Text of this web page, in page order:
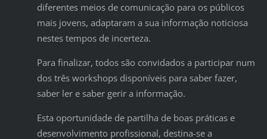
diferentes meios de comunicação para os públicos
mais jovens, adaptaram a sua informação noticiosa
nestes tempos de incerteza.
Para finalizar, todos são convidados a participar num
dos três workshops disponíveis para saber fazer,
saber ler e saber gerir a informação.
Esta oportunidade de partilha de boas práticas e
desenvolvimento profissional, destina-se a